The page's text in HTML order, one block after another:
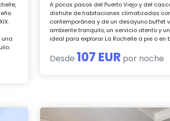
A pocos pasos del Puerto Viejo y del
disfrute de habitaciones climatizadas
contemporánea y de un desayuno buffet
ambiente tranquilo, un servicio atento y
ideal para explorar La Rochelle a pie o en
Desde 107 EUR por noche